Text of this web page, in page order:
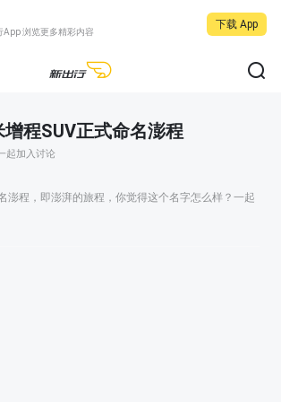
App 浏览更多精彩内容
下载 App
增程SUV正式命名澎程
起加入讨论
澎程，即澎湃的旅程，你觉得这个名字怎么样？一起